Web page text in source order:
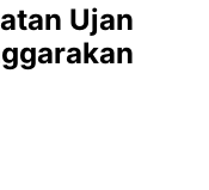
Ujan